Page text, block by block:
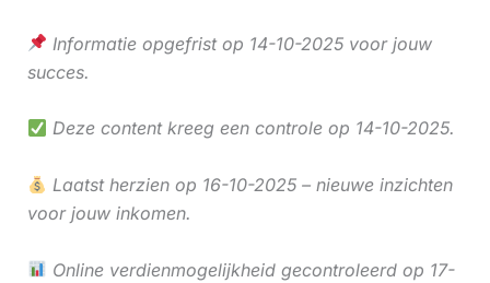
Informatie opgefrist op 14-10-2025 voor jouw
succes.
Deze content kreeg een controle op 14-10-2025.
Laatst herzien op 16-10-2025 – nieuwe inzichten
voor jouw inkomen.
Online verdienmogelijkheid gecontroleerd op 17-